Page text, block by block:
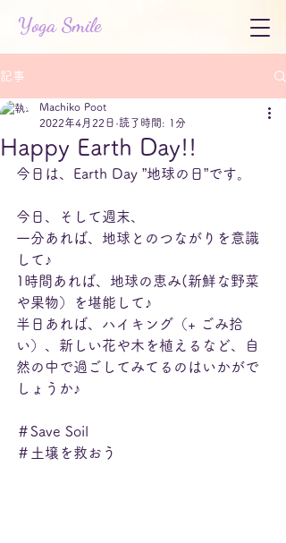
Yoga Smile
記事
Happy Earth Day!!
Machiko Poot
2022年4月22日 読了時間: 1分
今日は、Earth Day ”地球の日”です。
今日、そして週末、
一分あれば、地球とのつながりを意識
して♪
1時間あれば、地球の恵み(新鮮な野菜
や果物）を堪能して♪
半日あれば、ハイキング（+ ごみ拾
い）、新しい花や木を植えるなど、自
然の中で過ごしてみてるのはいかがで
しょうか♪
＃Save Soil
＃土壌を救おう